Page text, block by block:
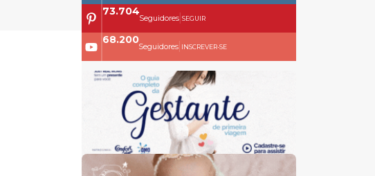
73.704
Seguidores| SEGUIR
68.200
Seguidores| INSCREVER-SE